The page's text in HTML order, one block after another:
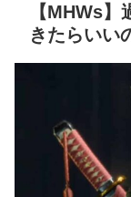
【MHWs
きたらいい